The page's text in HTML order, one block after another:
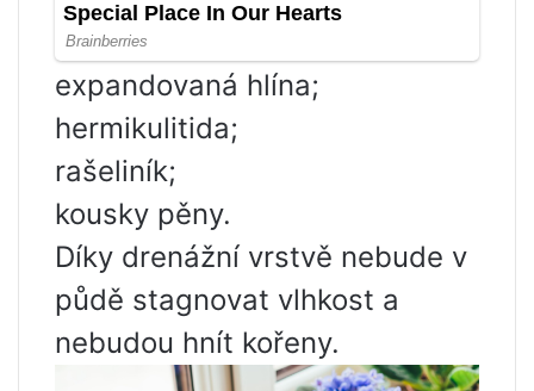
expandovaná hlína;
hermikulitida;
rašeliník;
kousky pěny.
Díky drenážní vrstvě nebude v
půdě stagnovat vlhkost a
nebudou hnít kořeny.